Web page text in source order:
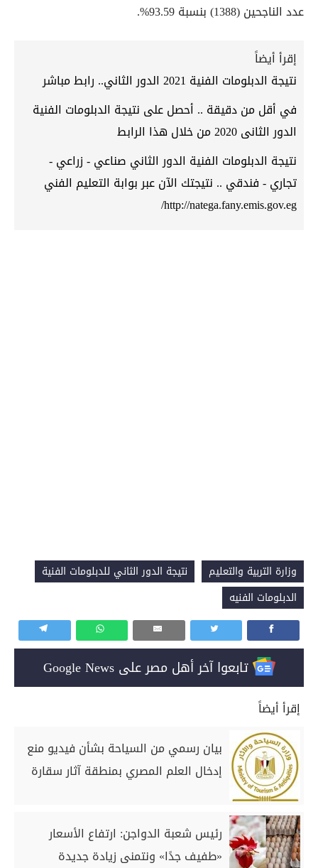
عدد الناجحين (1388) بنسبة 93.59%.
إقرأ أيضاً
نتيجة الدبلومات الفنية 2021 الدور الثاني.. رابط مباشر
في أقل من دقيقة .. أحصل على نتيجة الدبلومات الفنية
الدور الثانى 2020 من خلال هذا الرابط
نتيجة الدبلومات الفنية الدور الثاني صناعي - زراعي -
تجاري - فندقي .. نتيجتك الآن عبر بوابة التعليم الفني
http://natega.fany.emis.gov.eg/
وزارة التربية والتعليم
نتيجة الدور الثاني للدبلومات الفنية
الدبلومات الفنيه
تابعوا آخر أهل مصر على Google News
إقرأ أيضاً
بيان رسمي من السياحة بشأن فيديو منع
إدخال العلم المصري بمنطقة آثار سقارة
رئيس شعبة الدواجن: ارتفاع الأسعار
«طفيف جدًا» ونتمنى زيادة جديدة